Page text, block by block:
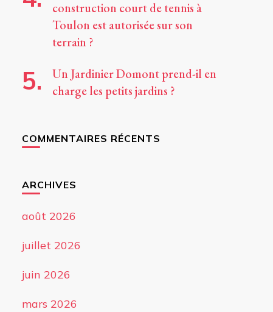
construction court de tennis à
Toulon est autorisée sur son
terrain ?
Un Jardinier Domont prend-il en
charge les petits jardins ?
COMMENTAIRES RÉCENTS
ARCHIVES
août 2026
juillet 2026
juin 2026
mars 2026